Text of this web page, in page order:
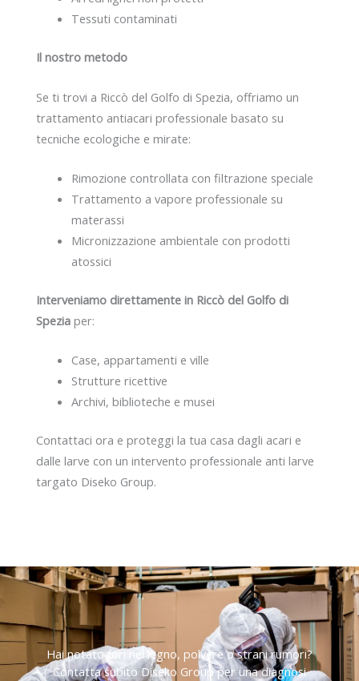
Tessuti contaminati
Il nostro metodo
Se ti trovi a Riccò del Golfo di Spezia, offriamo un
trattamento antiacari professionale basato su
tecniche ecologiche e mirate:
Rimozione controllata con filtrazione speciale
Trattamento a vapore professionale su
materassi
Micronizzazione ambientale con prodotti
atossici
Interveniamo direttamente in Riccò del Golfo di
Spezia per:
Case, appartamenti e ville
Strutture ricettive
Archivi, biblioteche e musei
Contattaci ora e proteggi la tua casa dagli acari e
dalle larve con un intervento professionale anti larve
targato Diseko Group.
Hai notato fori nel legno, polvere o strani rumori?
Contatta subito Diseko Group per una diagnosi